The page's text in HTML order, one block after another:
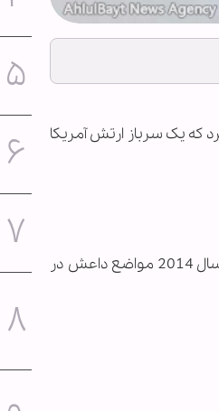
که یک سرباز ارتش آمریکا
گفتنی است ائتلاف بین المللی ضد داعش به رهبری آمریکا متشکل از بیش از 60 کشور است که از سال 2014 مواضع داعش در